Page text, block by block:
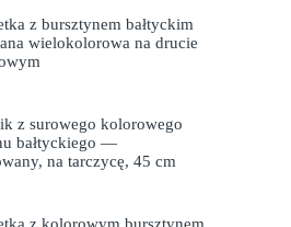
z bursztynem bałtyckim
wielokolorowa na drucie
z surowego kolorowego
bałtyckiego —
na tarczycę, 45 cm